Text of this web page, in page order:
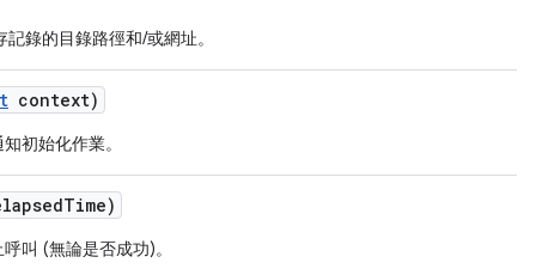
記錄的目錄路徑和/或網址。
context)
初始化作業。
Time)
叫 (無論是否成功)。